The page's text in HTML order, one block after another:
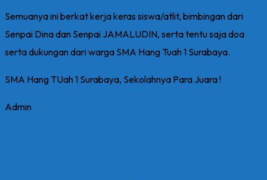
Semuanya ini berkat kerja keras siswa/atlit, bimbingan dari
Senpai Dina dan Senpai JAMALUDIN, serta tentu saja doa
serta dukungan dari warga SMA Hang Tuah 1 Surabaya.
SMA Hang TUah 1 Surabaya, Sekolahnya Para Juara !
Admin